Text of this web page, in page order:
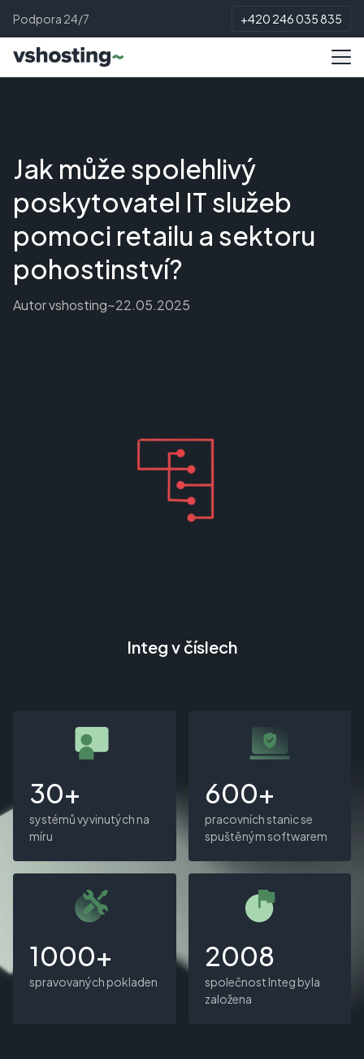
Podpora 24/7 +420 246 035 835
Jak může spolehlivý
poskytovatel IT služeb
pomoci retailu a sektoru
pohostinství?
Autorvshosting~22.05.2025
Integ v číslech
30+
systémů vyvinutých na
míru
600+
pracovních stanic se
spuštěným softwarem
1000+
spravovaných pokladen
2008
společnost Integ byla
založena